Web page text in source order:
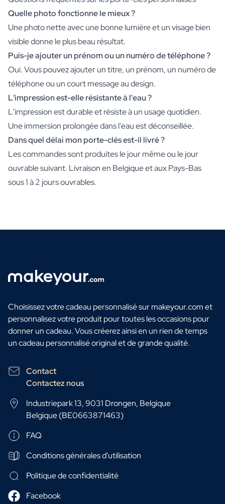
Quelle photo fonctionne le mieux ?
Une photo nette avec une bonne lumière et un visage bien
visible donne le plus beau résultat.
Puis-je ajouter un prénom ou un numéro de téléphone ?
Oui. Vous pouvez ajouter un titre, un prénom, un numéro de
téléphone ou un court message au design.
L'impression est-elle résistante à l'eau ?
L'impression est durable et résiste à un usage quotidien.
Une immersion prolongée dans l'eau est déconseillée.
Dans quel délai mon porte-clés est-il livré ?
Les commandes sont produites le jour même ou le jour
ouvrable suivant. Livraison en Belgique et aux Pays-Bas
sous 1 à 2 jours ouvrables.
Choisissez votre cadeau personnalisé sur makeyour.com et
personnalisez votre produit pour toutes les occasions pour
donner un cadeau. Vous créerez ainsi en un rien de temps
un cadeau personnalisé original et de grande qualité.
Contact
Contactez nous
Industriepark 13, 9031 Drongen, Belgique
Belgique (BE0663871463)
FAQ
Conditions générales d'utilisation
Politique de confidentialité
Facebook